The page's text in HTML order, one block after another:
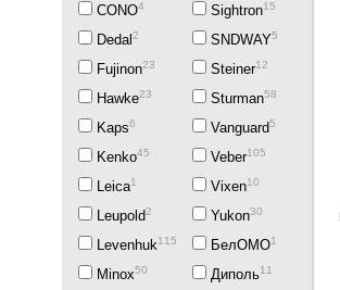
CONO4
Dedal2
Fujinon23
Hawke23
Kaps6
Kenko45
Leica1
Leupold2
Levenhuk115
Minox50
Sightron15
SNDWAY5
Steiner12
Sturman58
Vanguard5
Veber105
Vixen10
Yukon30
БелОМО1
Диполь11